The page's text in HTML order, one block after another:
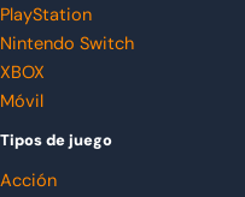
PlayStation
Nintendo Switch
XBOX
Móvil
Tipos de juego
Acción